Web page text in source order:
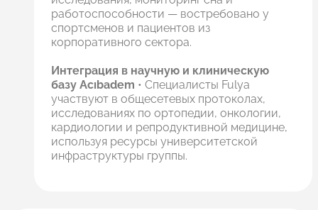
работоспособности — востребовано у
спортсменов и пациентов из
корпоративного сектора.
Интеграция в научную и клиническую
базу Acıbadem • Специалисты Fulya
участвуют в общесетевых протоколах,
исследованиях по ортопедии, онкологии,
кардиологии и репродуктивной медицине,
используя ресурсы университетской
инфраструктуры группы.